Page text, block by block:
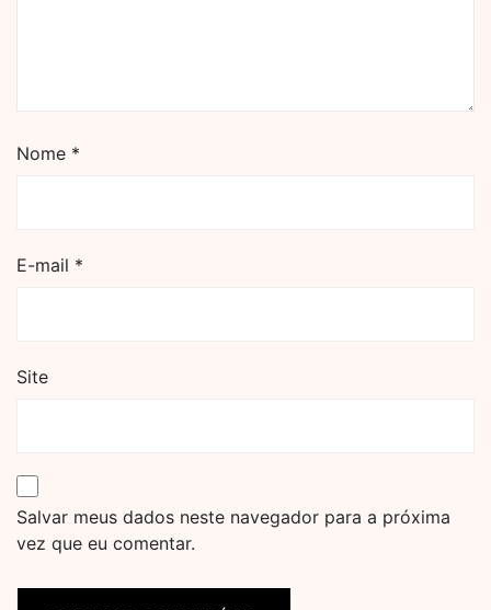
Nome *
E-mail *
Site
Salvar meus dados neste navegador para a próxima
vez que eu comentar.